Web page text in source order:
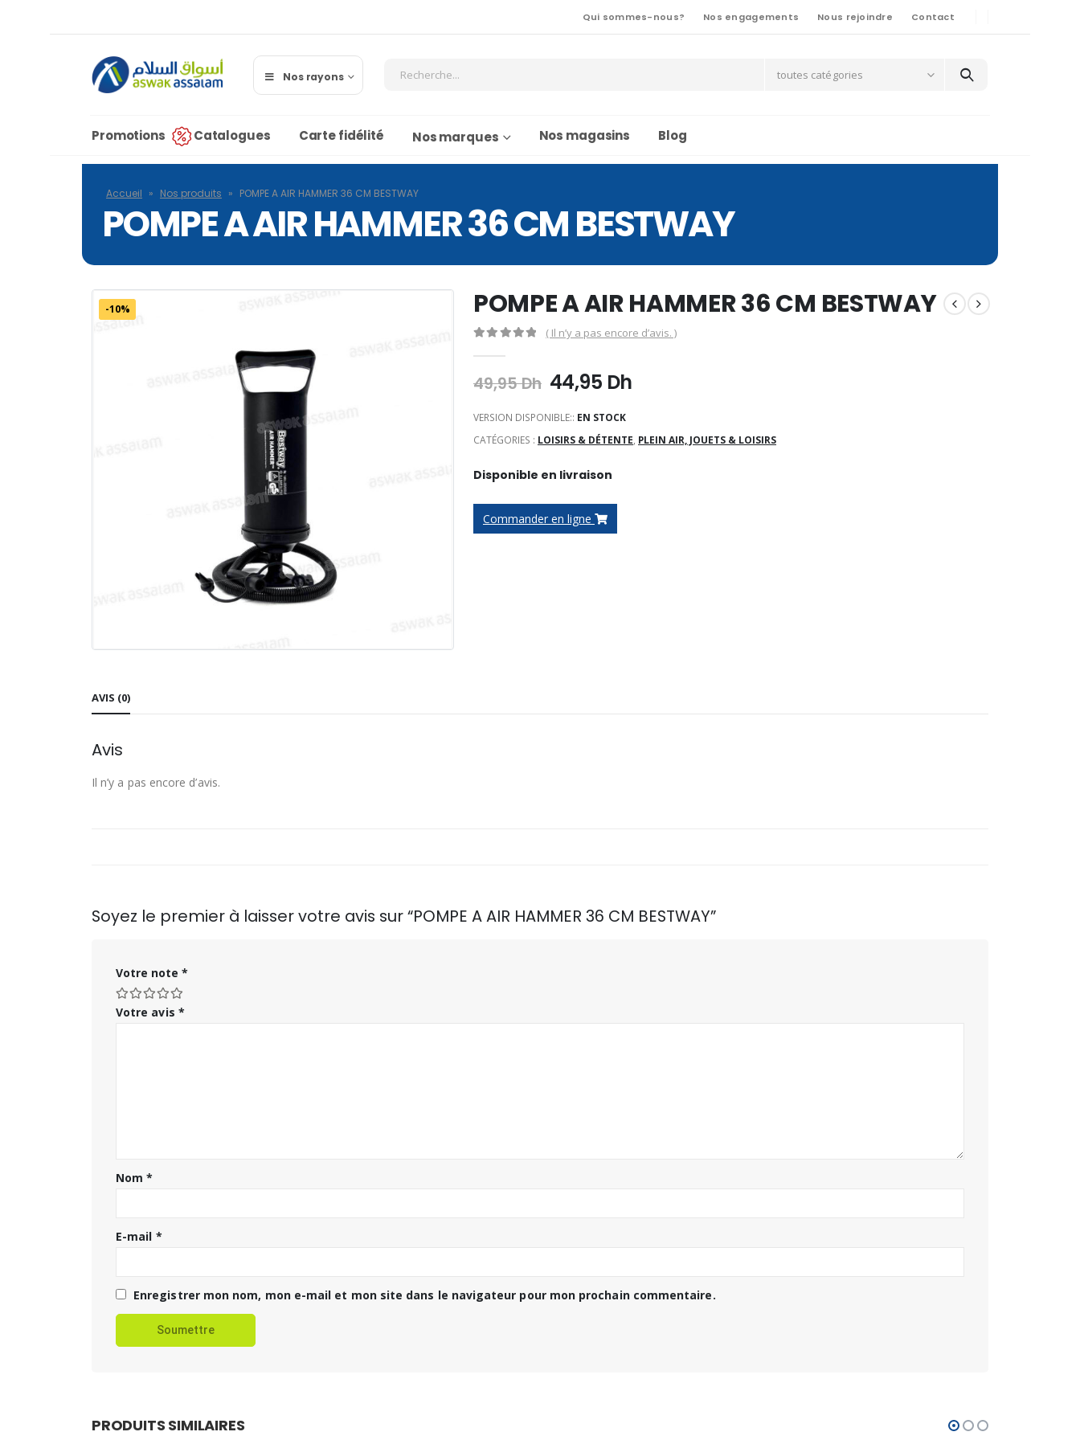
Qui sommes-nous? Nos engagements Nous rejoindre Contact
Nos rayons toutes catégories
Promotions Catalogues Carte fidélité Nos marques Nos magasins Blog
Accueil » Nos produits » POMPE A AIR HAMMER 36 CM BESTWAY
POMPE A AIR HAMMER 36 CM BESTWAY
-10% POMPE A AIR HAMMER 36 CM BESTWAY
( Il n’y a pas encore d’avis. )
49,95Dh Le
initial
était :
44,95 DhLe
est :
VERSION DISPONIBLE:: EN STOCK
CATÉGORIES : LOISIRS & DÉTENTE, PLEIN AIR, JOUETS & LOISIRS
Disponible en livraison
Commander en ligne
AVIS (0)
Avis
Il n’y a pas encore d’avis.
Soyez le premier à laisser votre avis sur “POMPE A AIR HAMMER 36 CM BESTWAY”
Votre note *
Votre avis *
Nom*
E-mail *
Enregistrer mon nom, mon e-mail et mon site dans le navigateur pour mon prochain commentaire.
PRODUITS SIMILAIRES